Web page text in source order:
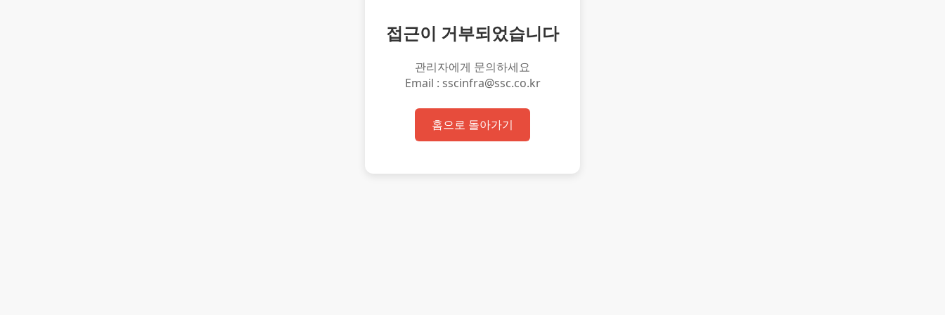
접근이 거부되었습니다
관리자에게 문의하세요
Email : sscinfra@ssc.co.kr
홈으로 돌아가기